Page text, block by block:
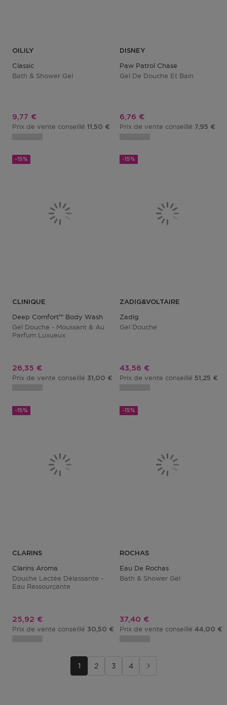
OILILY
Classic
Bath & Shower Gel
Prix promotionnel
9,77 €
Prix de vente conseillé 11,50 €
DISNEY
Paw Patrol Chase
Gel De Douche Et Bain
Prix promotionnel
6,76 €
Prix de vente conseillé 7,95 €
-15%
CLINIQUE
Deep Comfort™ Body Wash
Gel Douche - Moussant & Au
Parfum Luxueux
Prix promotionnel
26,35 €
Prix de vente conseillé 31,00 €
-15%
ZADIG&VOLTAIRE
Zadig
Gel Douche
Prix promotionnel
43,56 €
Prix de vente conseillé 51,25 €
-15%
CLARINS
Clarins Aroma
Douche Lactée Délassante -
Eau Ressourçante
Prix promotionnel
25,92 €
Prix de vente conseillé 30,50 €
-15%
ROCHAS
Eau De Rochas
Bath & Shower Gel
Prix promotionnel
37,40 €
Prix de vente conseillé 44,00 €
1 2 3 4